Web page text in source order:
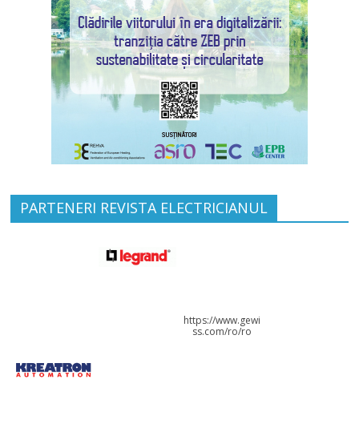
PARTENERI REVISTA ELECTRICIANUL
https://www.gewi
ss.com/ro/ro